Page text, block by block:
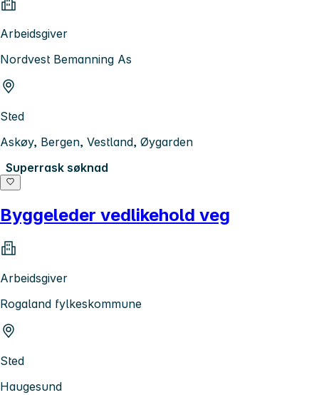
Arbeidsgiver
Nordvest Bemanning As
Sted
Askøy, Bergen, Vestland, Øygarden
Superrask søknad
Byggeleder vedlikehold veg
Arbeidsgiver
Rogaland fylkeskommune
Sted
Haugesund